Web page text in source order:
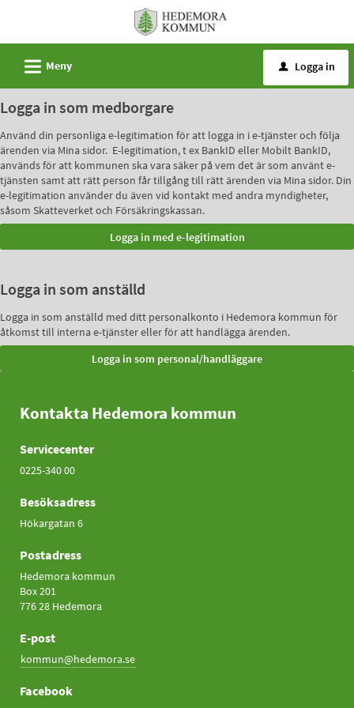
tjänster
-
Hedemora
kommun
L Meny u Logga in
Logga in som medborgare
Använd din personliga e-legitimation för att logga in i e-tjänster och följa
ärenden via Mina sidor. E-legitimation, t ex BankID eller Mobilt BankID,
används för att kommunen ska vara säker på vem det är som använt e-
tjänsten samt att rätt person får tillgång till rätt ärenden via Mina sidor. Din
e-legitimation använder du även vid kontakt med andra myndigheter,
såsom Skatteverket och Försäkringskassan.
Logga in som anställd
Logga in som anställd med ditt personalkonto i Hedemora kommun för
åtkomst till interna e-tjänster eller för att handlägga ärenden.
Kontakta Hedemora kommun
Servicecenter
0225-340 00
Besöksadress
Hökargatan 6
Postadress
Hedemora kommun
Box 201
776 28 Hedemora
E-post
kommun@hedemora.se
Facebook